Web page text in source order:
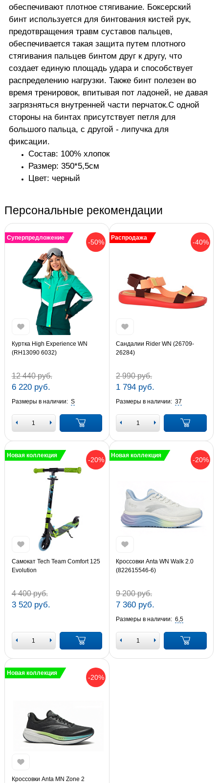
обеспечивают плотное стягивание. Боксерский
бинт используется для бинтования кистей рук,
предотвращения травм суставов пальцев,
обеспечивается такая защита путем плотного
стягивания пальцев бинтом друг к другу, что
создает единую площадь удара и способствует
распределению нагрузки. Также бинт полезен во
время тренировок, впитывая пот ладоней, не давая
загрязняться внутренней части перчаток.С одной
стороны на бинтах присутствует петля для
большого пальца, с другой - липучка для
фиксации.
Состав: 100% хлопок
Размер: 350*5,5см
Цвет: черный
Персональные рекомендации
-50%
Суперпредложение
Куртка High Experience WN
(RH13090 6032)
12 440 руб.
6 220 руб.
Размеры в наличии: S
-40%
Распродажа
Сандалии Rider WN (26709-
26284)
2 990 руб.
1 794 руб.
Размеры в наличии: 37
-20%
Новая коллекция
Самокат Tech Team Comfort 125
Evolution
4 400 руб.
3 520 руб.
-20%
Новая коллекция
Кроссовки Anta WN Walk 2.0
(822615546-6)
9 200 руб.
7 360 руб.
Размеры в наличии: 6,5
-20%
Новая коллекция
Кроссовки Anta MN Zone 2